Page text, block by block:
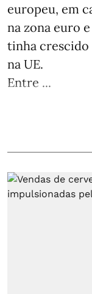
europeu, em
na zona euro
tinha crescido
na UE.
Entre ...